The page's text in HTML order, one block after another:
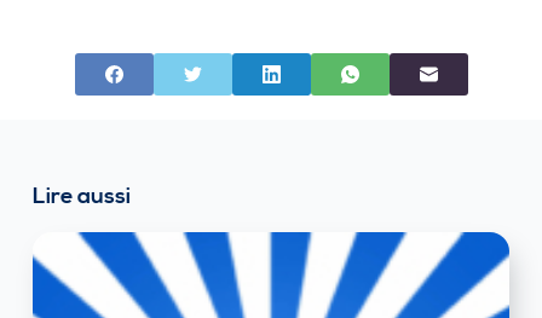
Lire aussi